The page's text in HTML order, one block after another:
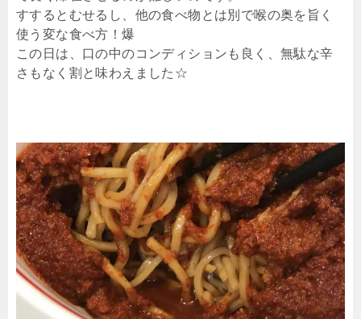
すするとむせるし、他の食べ物とは別で喉の奥を旨く
使う変な食べ方！爆
この日は、口の中のコンディションも良く、無駄な辛
さもなく割と味わえました☆